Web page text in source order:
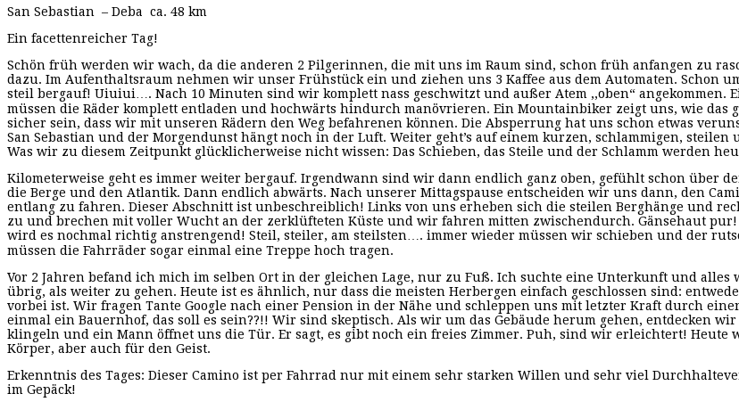
San Sebastian – Deba ca. 48 km
Ein facettenreicher Tag!
Schön früh werden wir wach, da die anderen 2 Pilgerinnen, die mit uns im Raum sind, schon früh anfangen zu
dazu. Im Aufenthaltsraum nehmen wir unser Frühstück ein und ziehen uns 3 Kaffee aus dem Automaten. Schon
steil bergauf! Uiuiui…. Nach 10 Minuten sind wir komplett nass geschwitzt und außer Atem ,,oben“ angekommen.
müssen die Räder komplett entladen und hochwärts hindurch manövrieren. Ein Mountainbiker zeigt uns, wie das
sicher sein, dass wir mit unseren Rädern den Weg befahrenen können. Die Absperrung hat uns schon etwas
San Sebastian und der Morgendunst hängt noch in der Luft. Weiter geht’s auf einem kurzen, schlammigen,
Was wir zu diesem Zeitpunkt glücklicherweise nicht wissen: Das Schieben, das Steile und der Schlamm werden
Kilometerweise geht es immer weiter bergauf. Irgendwann sind wir dann endlich ganz oben, gefühlt schon über
die Berge und den Atlantik. Dann endlich abwärts. Nach unserer Mittagspause entscheiden wir uns dann, den
entlang zu fahren. Dieser Abschnitt ist unbeschreiblich! Links von uns erheben sich die steilen Berghänge und
zu und brechen mit voller Wucht an der zerklüfteten Küste und wir fahren mitten zwischendurch. Gänsehaut pur!
wird es nochmal richtig anstrengend! Steil, steiler, am steilsten…. immer wieder müssen wir schieben und der
müssen die Fahrräder sogar einmal eine Treppe hoch tragen.
Vor 2 Jahren befand ich mich im selben Ort in der gleichen Lage, nur zu Fuß. Ich suchte eine Unterkunft und alles
übrig, als weiter zu gehen. Heute ist es ähnlich, nur dass die meisten Herbergen einfach geschlossen sind:
vorbei ist. Wir fragen Tante Google nach einer Pension in der Nähe und schleppen uns mit letzter Kraft durch
einmal ein Bauernhof, das soll es sein??!! Wir sind skeptisch. Als wir um das Gebäude herum gehen, entdecken
klingeln und ein Mann öffnet uns die Tür. Er sagt, es gibt noch ein freies Zimmer. Puh, sind wir erleichtert!
Körper, aber auch für den Geist.
Erkenntnis des Tages: Dieser Camino ist per Fahrrad nur mit einem sehr starken Willen und sehr viel
im Gepäck!